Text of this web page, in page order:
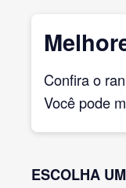
Confira o
Você pode
ESCOLHA